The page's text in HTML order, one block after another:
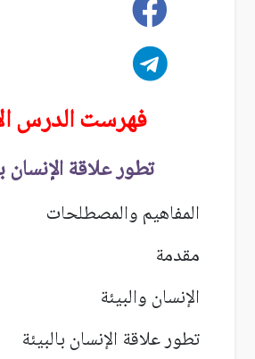
فهرست الدرس
تطور علاقة الإنسان
المفاهيم والمصطلحات
مقدمة
الإنسان والبيئة
تطور علاقة الإنسان بالبيئة